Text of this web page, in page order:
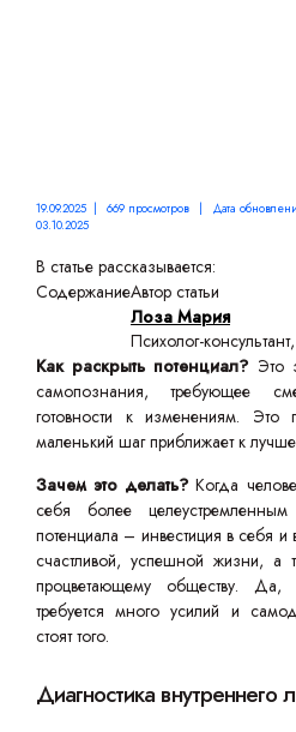
19.09.2025 | 669 просмотров | Дата
03.10.2025
В статье рассказывается:
СодержаниеАвтор статьи
Лоза Мария
Психолог-
Как раскрыть потенциал? Это
самопознания, требующее
готовности к изменениям.
маленький шаг приближает к
Зачем это делать? Когда
себя более
потенциала – инвестиция в себя
счастливой, успешной жизни, а
процветающему обществу. Да,
требуется много усилий и
стоят того.
Диагностика внутреннего